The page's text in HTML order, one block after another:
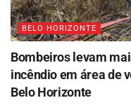
BELO HORIZONTE
Bombeiros levam
incêndio em área de
Belo Horizonte